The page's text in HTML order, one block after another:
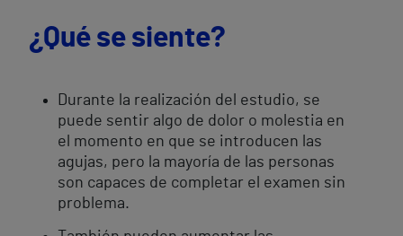
¿Qué se siente?
Durante la realización del estudio, se
puede sentir algo de dolor o molestia en
el momento en que se introducen las
agujas, pero la mayoría de las personas
son capaces de completar el examen sin
problema.